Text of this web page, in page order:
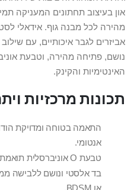
און בעיצוב תחתונים המעניקה
מהירה לכל מבנה גוף. אידאלי
אביזרים לגבר איכותיים, עם
נושם, פתיחה מהירה, וטבעת
האינטימיות והקינק.
תכונות מרכזיות
התאמה בטוחה ומדויקת
אנטומי.
טבעת O אוניברסלית תואמת לרוב דילדואים וויברטורים.
בד אלסטי ונושם ללבישה
או BDSM.